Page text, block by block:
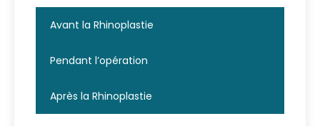
Avant la Rhinoplastie
Pendant l’opération
Après la Rhinoplastie